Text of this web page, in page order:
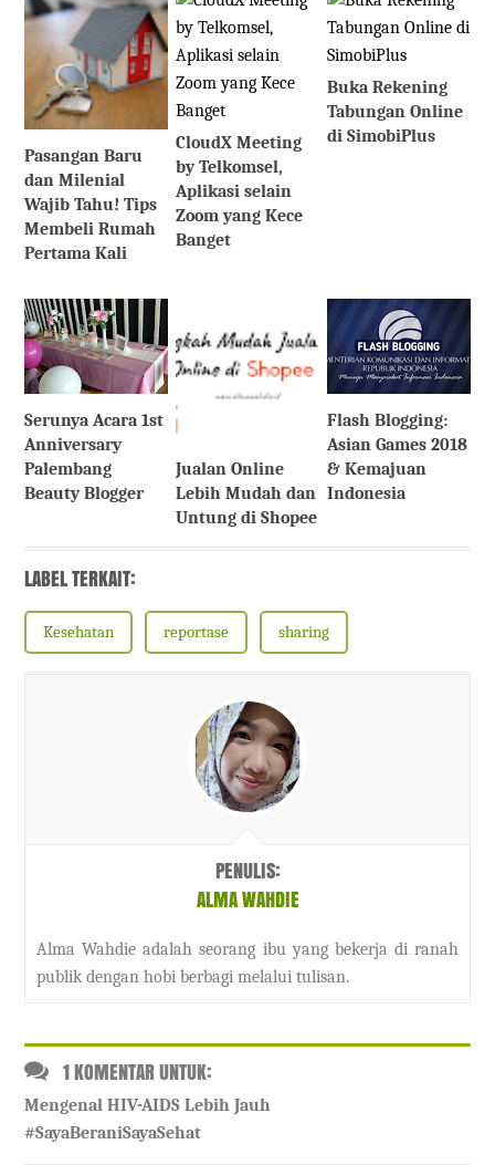
Pasangan Baru
dan Milenial
Wajib Tahu! Tips
Membeli Rumah
Pertama Kali
CloudX Meeting
by Telkomsel,
Aplikasi selain
Zoom yang Kece
Banget
Buka Rekening
Tabungan Online
di SimobiPlus
Serunya Acara 1st
Anniversary
Palembang
Beauty Blogger
Jualan Online
Lebih Mudah dan
Untung di Shopee
Flash Blogging:
Asian Games 2018
& Kemajuan
Indonesia
LABEL TERKAIT:
Kesehatan reportase sharing
PENULIS:
ALMA WAHDIE
Alma Wahdie adalah seorang ibu yang bekerja di ranah
publik dengan hobi berbagi melalui tulisan.
1 KOMENTAR UNTUK:
Mengenal HIV-AIDS Lebih Jauh
#SayaBeraniSayaSehat